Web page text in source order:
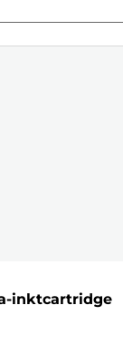
inktcartridge